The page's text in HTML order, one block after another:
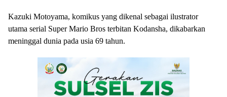
Kazuki Motoyama, komikus yang dikenal sebagai ilustrator
utama serial Super Mario Bros terbitan Kodansha, dikabarkan
meninggal dunia pada usia 69 tahun.